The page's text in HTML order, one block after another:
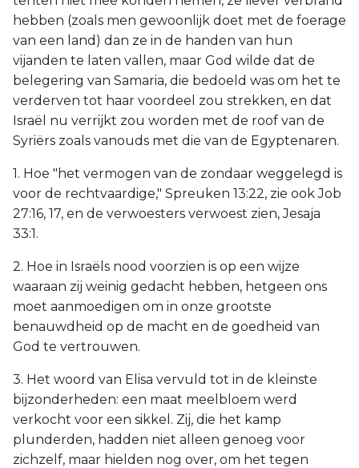
hebben (zoals men gewoonlijk doet met de foerage
van een land) dan ze in de handen van hun
vijanden te laten vallen, maar God wilde dat de
belegering van Samaria, die bedoeld was om het te
verderven tot haar voordeel zou strekken, en dat
Israël nu verrijkt zou worden met de roof van de
Syriërs zoals vanouds met die van de Egyptenaren.
1. Hoe "het vermogen van de zondaar weggelegd is
voor de rechtvaardige," Spreuken 13:22, zie ook Job
27:16, 17, en de verwoesters verwoest zien, Jesaja
33:1.
2. Hoe in Israëls nood voorzien is op een wijze
waaraan zij weinig gedacht hebben, hetgeen ons
moet aanmoedigen om in onze grootste
benauwdheid op de macht en de goedheid van
God te vertrouwen.
3. Het woord van Elisa vervuld tot in de kleinste
bijzonderheden: een maat meelbloem werd
verkocht voor een sikkel. Zij, die het kamp
plunderden, hadden niet alleen genoeg voor
zichzelf, maar hielden nog over, om het tegen